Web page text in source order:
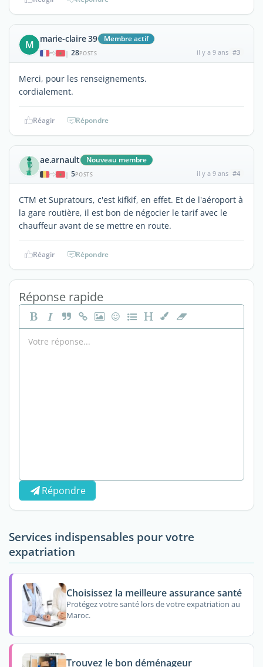
M marie-claire 39 Membre actif
| 28POSTS il y a 9 ans #3
Merci, pour les renseignements.
cordialement.
Réagir Répondre
ae.arnault Nouveau membre
| 5POSTS il y a 9 ans #4
CTM et Supratours, c'est kifkif, en effet. Et de l'aéroport à
la gare routière, il est bon de négocier le tarif avec le
chauffeur avant de se mettre en route.
Réagir Répondre
Réponse rapide
Répondre
Services indispensables pour votre
expatriation
Choisissez la meilleure assurance santé
Protégez votre santé lors de votre expatriation au
Maroc.
Trouvez le bon déménageur